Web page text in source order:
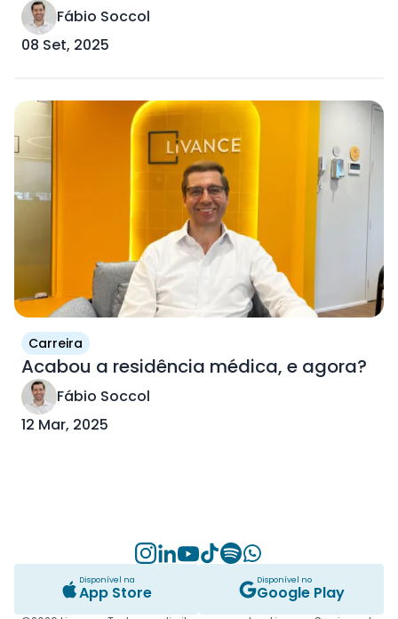
Fábio Soccol
08 Set, 2025
Carreira
Acabou a residência médica, e agora?
Fábio Soccol
12 Mar, 2025
Instagram
Linkedin
Youtube
TikTokSpotifyWhatsapp
Disponível na
App Store
Disponível no
Google Play